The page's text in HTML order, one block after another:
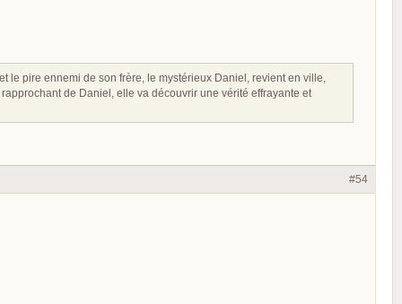
le pire ennemi de son frère, le mystérieux Daniel, revient en ville,
de Daniel, elle va découvrir une vérité effrayante et
#54